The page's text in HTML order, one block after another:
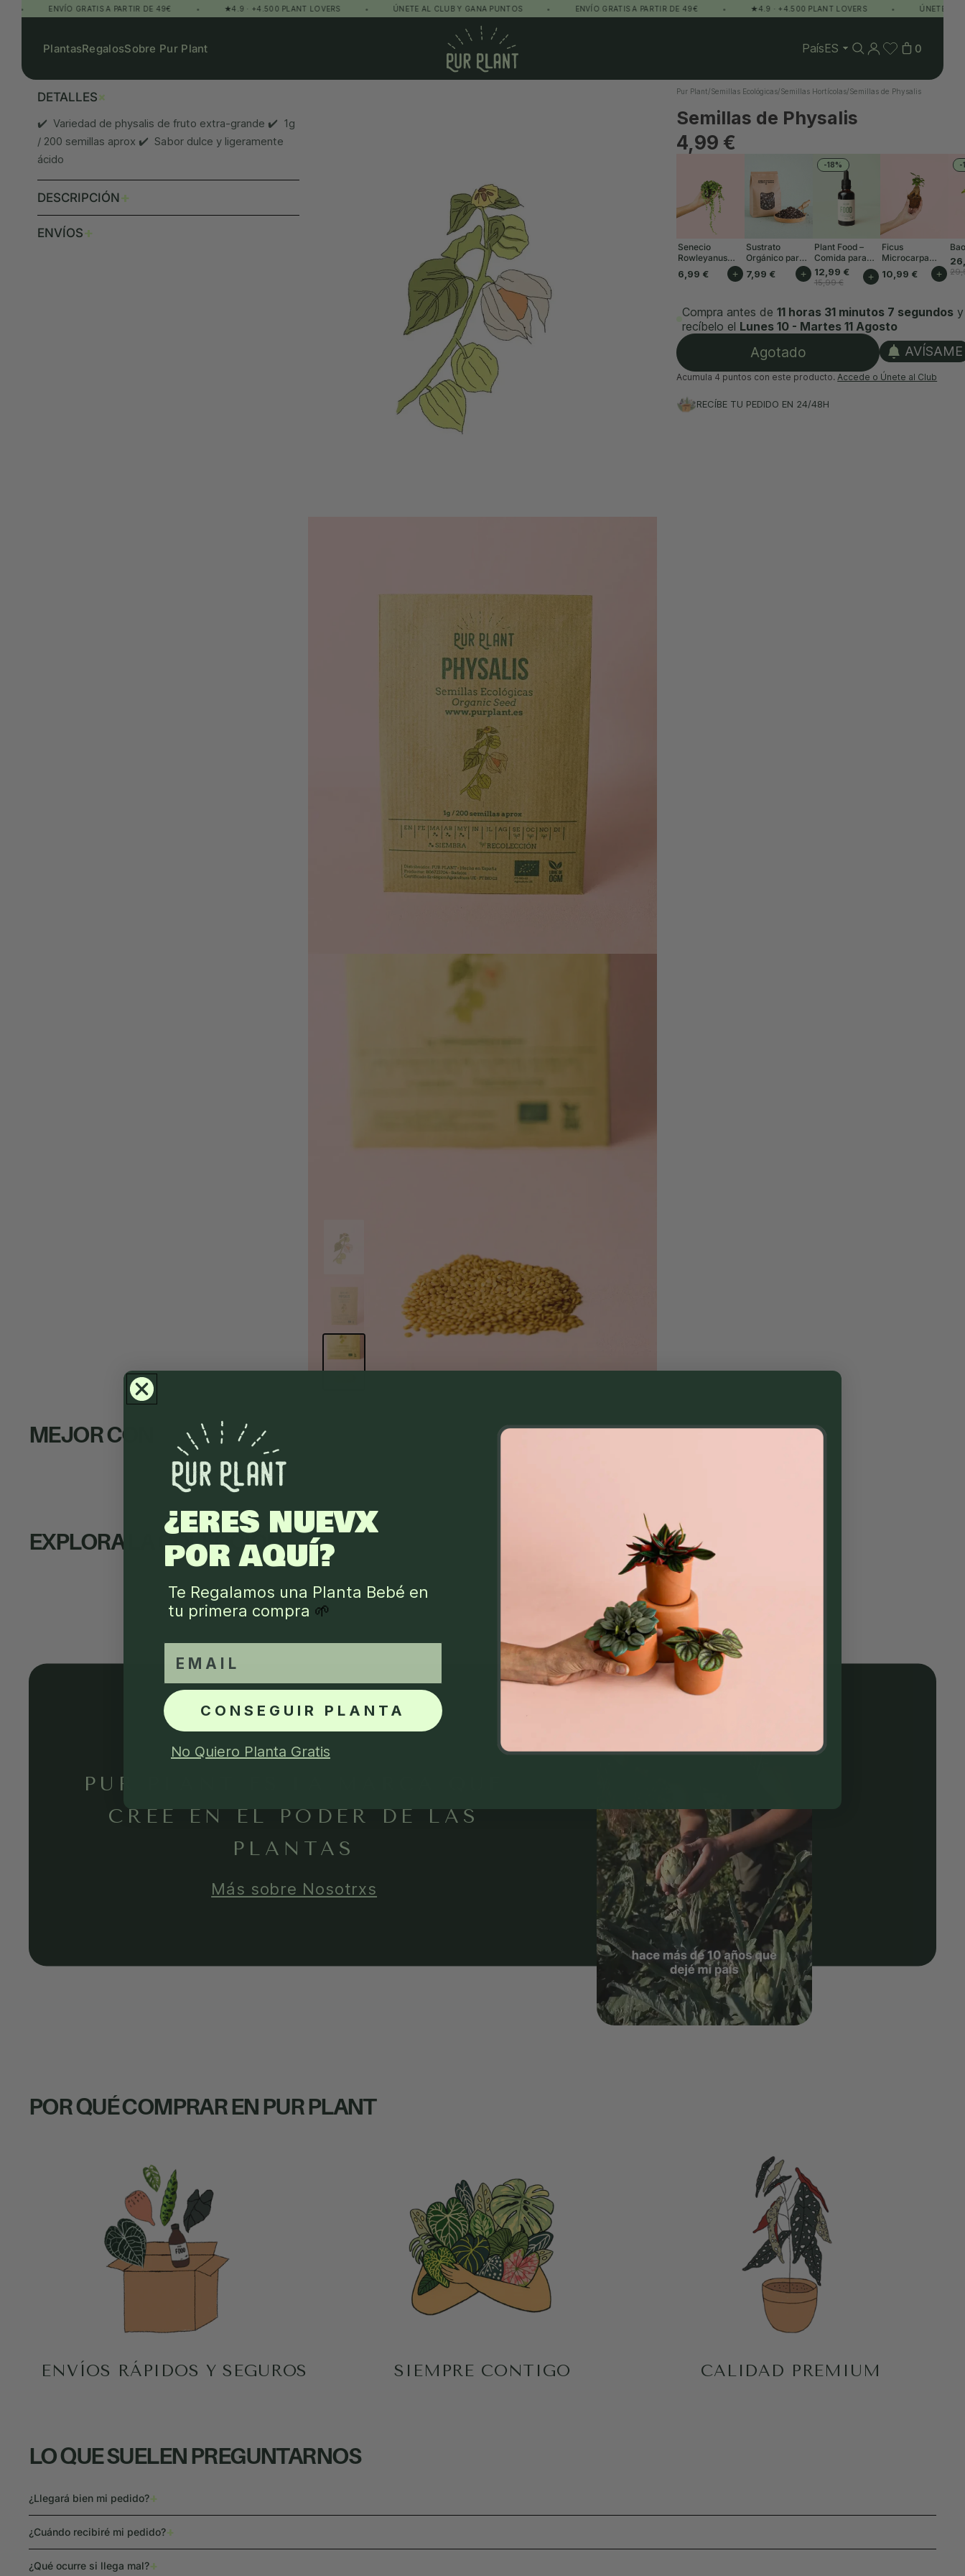
ENVÍO GRATIS A PARTIR DE 49€ • ★4.9 · +4.500 PLANT LOVERS • ÚNETE AL CLUB Y GANA PUNTOS • ENVÍO GRATIS A PARTIR DE 49€ • ★4.9 · +4.500 PLANT LOVERS • ÚNETE AL CLUB Y
PlantasRegalosSobre Pur Plant
Pur Plant
País
0
Pur Plant/Semillas Ecológicas/Semillas Hortícolas/Semillas de Physalis
Semillas de Physalis
4,99 €
Senecio
Rowleyanus
Mini
6,99 € +
Sustrato
Orgánico para
Plantas de
Interior 3L
7,99 € +
-18%
Plant Food –
Comida para
Plantas Interior
50ml
12,99 €
15,99 € +
Ficus
Microcarpa
Mini
10,99 € +
-
Compra antes de11 horas 31 minutos 6 segundos y
recíbelo el Lunes 10 - Martes 11 Agosto
Agotado AVÍSAME
Acumula 4 puntos con este producto.Accede o Únete al Club
RECÍBE TU PEDIDO EN 24/48H
DETALLES+
✔️ Variedad de physalis de fruto extra-grande ✔️ 1g
/ 200 semillas aprox ✔️ Sabor dulce y ligeramente
ácido
DESCRIPCIÓN +
ENVÍOS+
MEJOR CON
EXPLORA LA COLECCIÓN
PUR PLANT ES LA MARCA QUE
CREE EN EL PODER DE LAS
PLANTAS
Más sobre Nosotrxs
POR QUÉ COMPRAR EN PUR PLANT
ENVÍOS RÁPIDOS Y SEGUROS SIEMPRE CONTIGO CALIDAD PREMIUM
LO QUE SUELEN PREGUNTARNOS
¿Llegará bien mi pedido?+
¿Cuándo recibiré mi pedido?+
¿Qué ocurre si llega mal?+
¿ERES NUEVX
POR AQUÍ?
Te Regalamos una Planta Bebé en
tu primera compra 🌱
CONSEGUIR PLANTA
No Quiero Planta Gratis